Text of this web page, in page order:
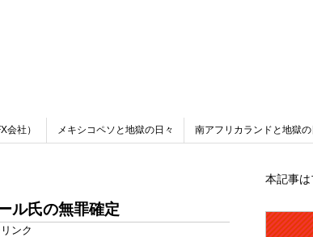
会社） メキシコペソと地獄の日々 南アフリカランドと地獄
ル氏の無罪確定
ンク
本記事